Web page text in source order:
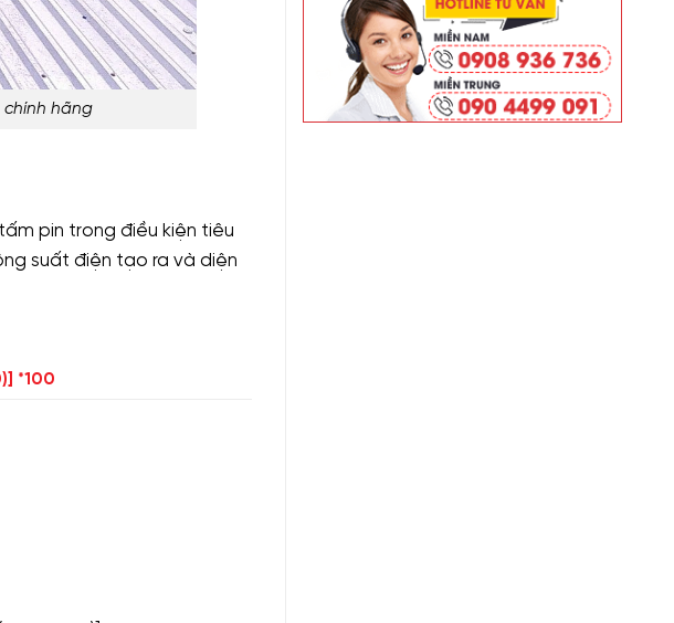
chính hãng
pin trong điều kiện tiêu
suất điện tạo ra và diện
*100